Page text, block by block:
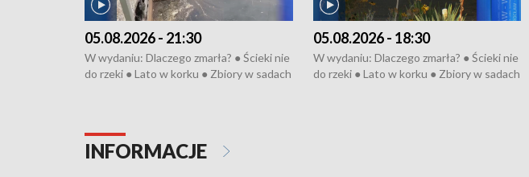
05.08.2026 - 21:30
W wydaniu: Dlaczego zmarła? ● Ścieki nie
do rzeki ● Lato w korku ● Zbiory w sadach
05.08.2026 - 18:30
W wydaniu: Dlaczego zmarła? ● Ścieki nie
do rzeki ● Lato w korku ● Zbiory w sadach
INFORMACJE